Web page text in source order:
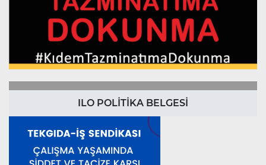
ILO POLİTİKA BELGESİ